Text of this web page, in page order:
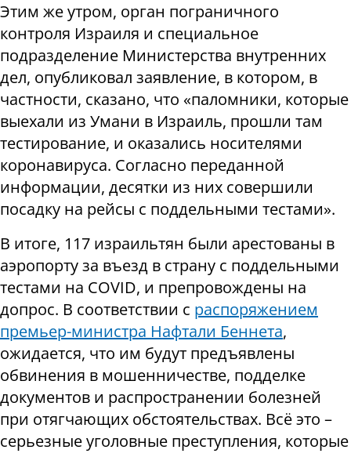
Этим же утром, орган пограничного
контроля Израиля и специальное
подразделение Министерства внутренних
дел, опубликовал заявление, в котором, в
частности, сказано, что «паломники, которые
выехали из Умани в Израиль, прошли там
тестирование, и оказались носителями
коронавируса. Согласно переданной
информации, десятки из них совершили
посадку на рейсы с поддельными тестами».
В итоге, 117 израильтян были арестованы в
аэропорту за въезд в страну с поддельными
тестами на COVID, и препровождены на
допрос. В соответствии с распоряжением
премьер-министра Нафтали Беннета,
ожидается, что им будут предъявлены
обвинения в мошенничестве, подделке
документов и распространении болезней
при отягчающих обстоятельствах. Всё это –
серьезные уголовные преступления, которые